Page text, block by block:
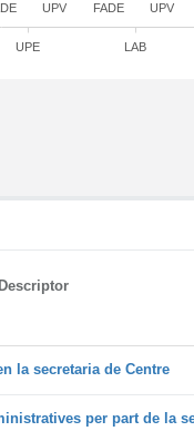
FADE
UPV UPV
UPE LAB
Descriptor
la secretaria de Centre
per part de la